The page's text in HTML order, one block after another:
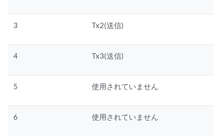
3 Tx2(送信)
4 Tx3(送信)
5 使用されていません
6 使用されていません